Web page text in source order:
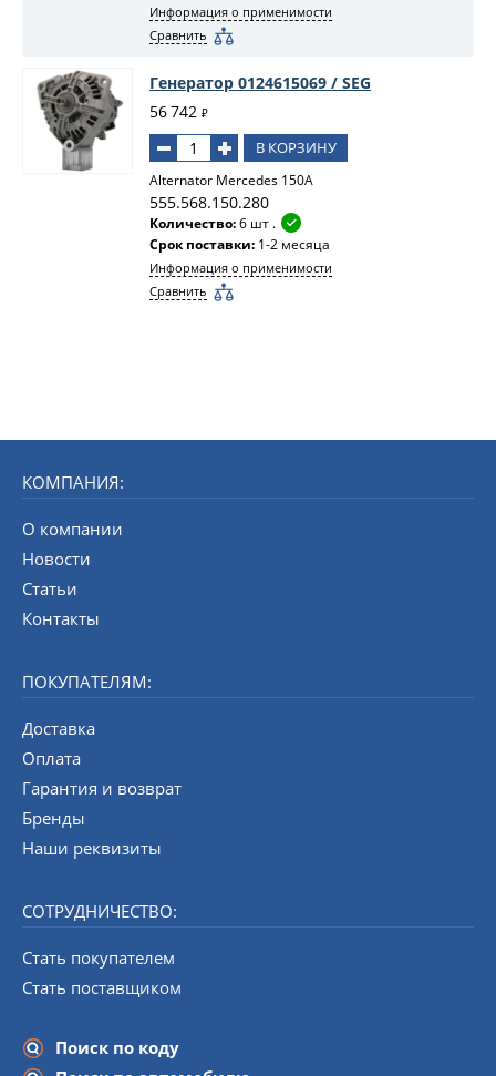
Информация о применимости
Сравнить
Генератор 0124615069 / SEG
56 742 ₽
В КОРЗИНУ
Alternator Mercedes 150A
555.568.150.280
Количество:6 шт .
Срок поставки: 1-2 месяца
Информация о применимости
Сравнить
СОТРУДНИЧЕСТВО:
Стать покупателем
Стать поставщиком
Поиск по коду
КОМПАНИЯ:
О компании
Новости
Статьи
Контакты
ПОКУПАТЕЛЯМ:
Доставка
Оплата
Гарантия и возврат
Бренды
Наши реквизиты